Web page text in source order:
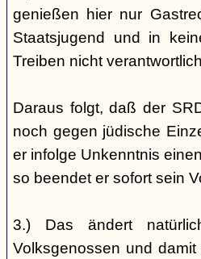
genießen hier nur
Staatsjugend und in
Treiben nicht
Daraus folgt, daß der
noch gegen jüdische
er infolge Unkenntnis
so beendet er sofort sein
3.) Das ändert
Volksgenossen und